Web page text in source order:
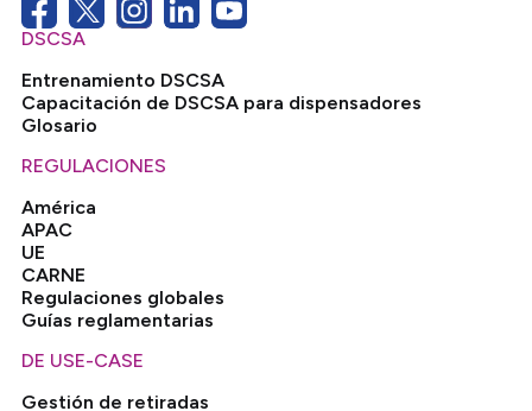
DSCSA
Entrenamiento DSCSA
Capacitación de DSCSA para dispensadores
Glosario
REGULACIONES
América
APAC
UE
CARNE
Regulaciones globales
Guías reglamentarias
DE USE-CASE
Gestión de retiradas